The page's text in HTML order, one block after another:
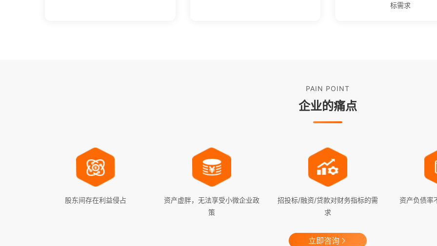
标需求
PAIN POINT
企业的痛点
股东间存在利益侵占
资产虚胖，无法享受小微企业政
策
招投标/融资/贷款对财务指标的需
求
资产负债率
立即咨询